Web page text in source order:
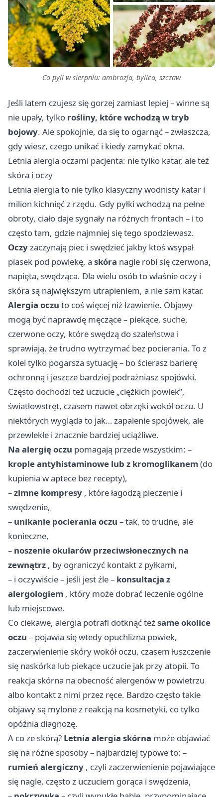
Co pyli w sierpniu: ambrozja, bylica, szczaw
Jeśli latem czujesz się gorzej zamiast lepiej – winne są
nie upały, tylko rośliny, które wchodzą w tryb
bojowy. Ale spokojnie, da się to ogarnąć – zwłaszcza,
gdy wiesz, czego unikać i kiedy zamykać okna.
Letnia alergia oczami pacjenta: nie tylko katar, ale też
skóra i oczy
Letnia alergia to nie tylko klasyczny wodnisty katar i
milion kichnięć z rzędu. Gdy pyłki wchodzą na pełne
obroty, ciało daje sygnały na różnych frontach – i to
często tam, gdzie najmniej się tego spodziewasz.
Oczyzaczynają piec i swędzieć jakby ktoś wsypał
piasek pod powiekę, a skóra nagle robi się czerwona,
napięta, swędząca. Dla wielu osób to właśnie oczy i
skóra są największym utrapieniem, a nie sam katar.
Alergia oczu to coś więcej niż łzawienie. Objawy
mogą być naprawdę męczące – piekące, suche,
czerwone oczy, które swędzą do szaleństwa i
sprawiają, że trudno wytrzymać bez pocierania. To z
kolei tylko pogarsza sytuację – bo ścierasz barierę
ochronną i jeszcze bardziej podrażniasz spojówki.
Często dochodzi też uczucie „ciężkich powiek”,
światłowstręt, czasem nawet obrzęki wokół oczu. U
niektórych wygląda to jak… zapalenie spojówek, ale
przewlekłe i znacznie bardziej uciążliwe.
Na alergię oczu pomagają przede wszystkim: –
krople antyhistaminowe lub z kromoglikanem(do
kupienia w aptece bez recepty),
–zimne kompresy , które łagodzą pieczenie i
swędzenie,
– unikanie pocierania oczu – tak, to trudne, ale
konieczne,
– noszenie okularów przeciwsłonecznych na
zewnątrz , by ograniczyć kontakt z pyłkami,
– i oczywiście – jeśli jest źle – konsultacja z
alergologiem , który może dobrać leczenie ogólne
lub miejscowe.
Co ciekawe, alergia potrafi dotknąć teżsame okolice
oczu – pojawia się wtedy opuchlizna powiek,
zaczerwienienie skóry wokół oczu, czasem łuszczenie
się naskórka lub piekące uczucie jak przy atopii. To
reakcja skórna na obecność alergenów w powietrzu
albo kontakt z nimi przez ręce. Bardzo często takie
objawy są mylone z reakcją na kosmetyki, co tylko
opóźnia diagnozę.
A co ze skórą? Letnia alergia skórna może objawiać
się na różne sposoby – najbardziej typowe to: –
rumień alergiczny , czyli zaczerwienienie pojawiające
się nagle, często z uczuciem gorąca i swędzenia,